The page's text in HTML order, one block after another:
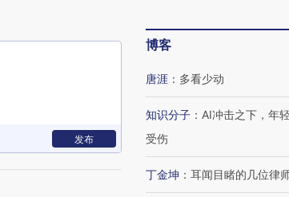
发布
博客
唐涯 ： 多看少动
知识分子 ： AI冲击之下，年
受伤
丁金坤 ： 耳闻目睹的几位律